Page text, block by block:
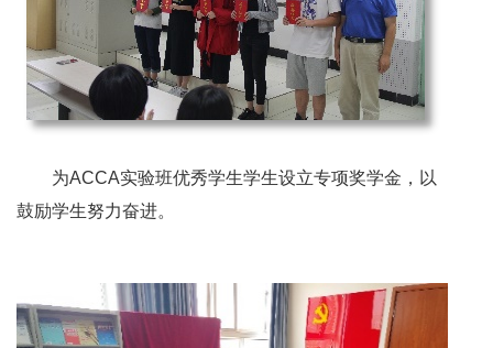
为ACCA实验班优秀学生学生设立专项奖学金，以
鼓励学生努力奋进。